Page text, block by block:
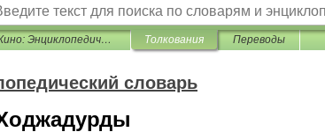
Кино: Энциклопедический словарь Толкования Переводы
словарь